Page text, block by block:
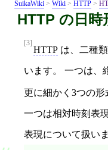
SuikaWiki > Wiki > HTTP >
HTTP の日時
[3]
HTTP は、二種
います。 一つは、
更に細かく3つの形
一つは相対時刻表
表現について扱いま